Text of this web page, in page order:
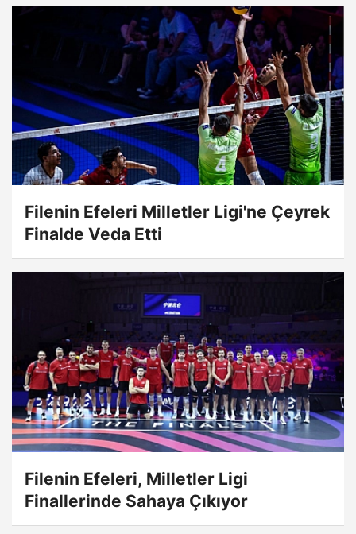
Filenin Efeleri Milletler Ligi'ne Çeyrek
Finalde Veda Etti
Filenin Efeleri, Milletler Ligi
Finallerinde Sahaya Çıkıyor